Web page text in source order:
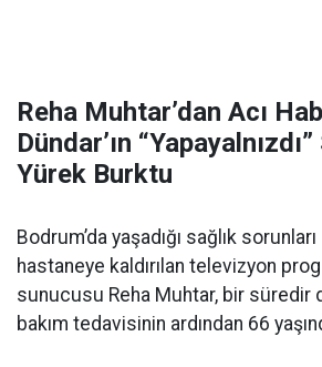
Reha Muhtar’dan Acı
Dündar’ın
Yürek Burktu
Bodrum’da yaşadığı sağlık
hastaneye kaldırılan televizyon
sunucusu Reha Muhtar, bir süredir
bakım tedavisinin ardından 66